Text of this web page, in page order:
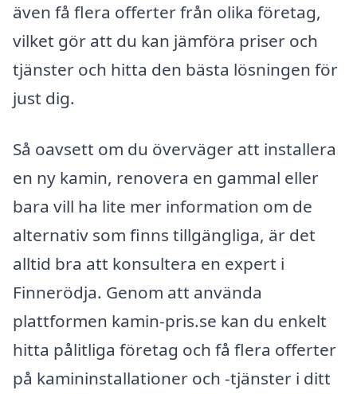
även få flera offerter från olika företag,
vilket gör att du kan jämföra priser och
tjänster och hitta den bästa lösningen för
just dig.
Så oavsett om du överväger att installera
en ny kamin, renovera en gammal eller
bara vill ha lite mer information om de
alternativ som finns tillgängliga, är det
alltid bra att konsultera en expert i
Finnerödja. Genom att använda
plattformen kamin-pris.se kan du enkelt
hitta pålitliga företag och få flera offerter
på kamininstallationer och -tjänster i ditt